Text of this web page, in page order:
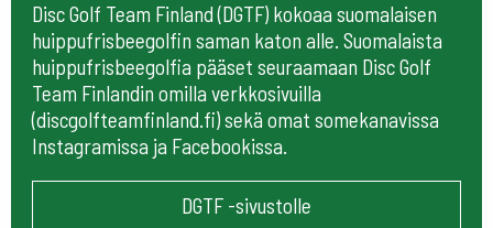
Disc Golf Team Finland (DGTF) kokoaa suomalaisen
huippufrisbeegolfin saman katon alle. Suomalaista
huippufrisbeegolfia pääset seuraamaan Disc Golf
Team Finlandin omilla verkkosivuilla
(discgolfteamfinland.fi) sekä omat somekanavissa
Instagramissa ja Facebookissa.
DGTF -sivustolle